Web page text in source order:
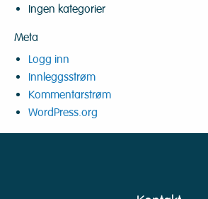
Ingen kategorier
Meta
Logg inn
Innleggsstrøm
Kommentarstrøm
WordPress.org